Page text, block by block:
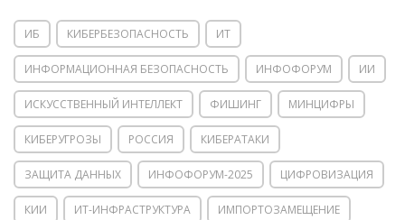
ИБ КИБЕРБЕЗОПАСНОСТЬ ИТ
ИНФОРМАЦИОННАЯ БЕЗОПАСНОСТЬ ИНФОФОРУМ ИИ
ИСКУССТВЕННЫЙ ИНТЕЛЛЕКТ ФИШИНГ МИНЦИФРЫ
КИБЕРУГРОЗЫ РОССИЯ КИБЕРАТАКИ
ЗАЩИТА ДАННЫХ ИНФОФОРУМ-2025 ЦИФРОВИЗАЦИЯ
КИИ ИТ-ИНФРАСТРУКТУРА ИМПОРТОЗАМЕЩЕНИЕ